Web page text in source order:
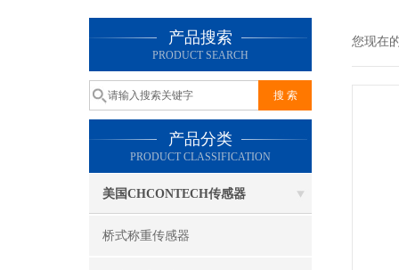
产品搜索
PRODUCT SEARCH
产品分类
PRODUCT CLASSIFICATION
美国CHCONTECH传感器
桥式称重传感器
您现在